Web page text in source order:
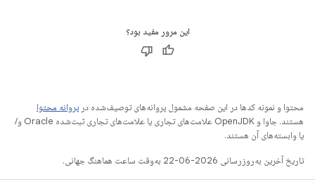
این مرور مفید بود؟
محتوا و نمونه کدها در این صفحه مشمول پروانه‌های توصیف‌شده در پروانه محتوا
هستند. جاوا و OpenJDK علامت‌های تجاری یا علامت‌های تجاری ثبت‌شده Oracle و/
یا وابسته‌های آن هستند.
تاریخ آخرین به‌روزرسانی 2026-06-22 به‌وقت ساعت هماهنگ جهانی.